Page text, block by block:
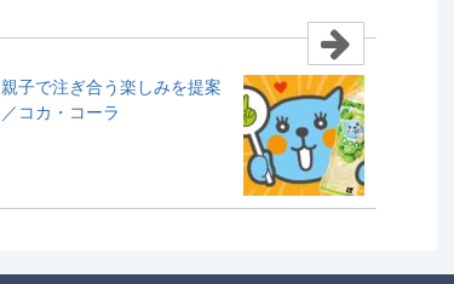
親子で注ぎ合う楽しみを提案
／コカ・コーラ